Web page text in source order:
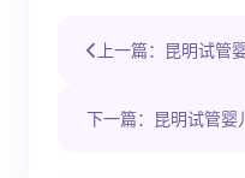
上一篇：昆明试管
下一篇：昆明试管